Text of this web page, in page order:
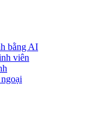
bằng AI
viên